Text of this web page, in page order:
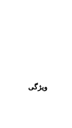
ویژگی